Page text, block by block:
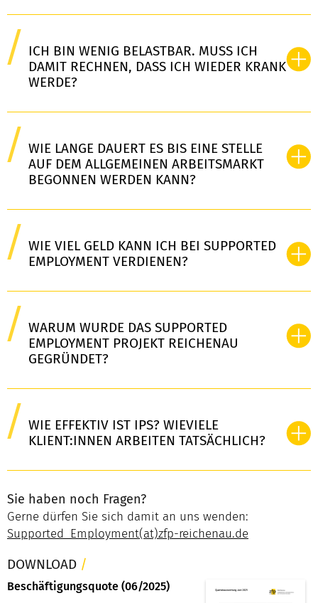
ICH BIN WENIG BELASTBAR. MUSS ICH
DAMIT RECHNEN, DASS ICH WIEDER KRANK
WERDE?
WIE LANGE DAUERT ES BIS EINE STELLE
AUF DEM ALLGEMEINEN ARBEITSMARKT
BEGONNEN WERDEN KANN?
WIE VIEL GELD KANN ICH BEI SUPPORTED
EMPLOYMENT VERDIENEN?
WARUM WURDE DAS SUPPORTED
EMPLOYMENT PROJEKT REICHENAU
GEGRÜNDET?
WIE EFFEKTIV IST IPS? WIEVIELE
KLIENT:INNEN ARBEITEN TATSÄCHLICH?
Sie haben noch Fragen?
Gerne dürfen Sie sich damit an uns wenden:
Supported_Employment(at)zfp-reichenau.de
DOWNLOAD /
Beschäftigungsquote (06/2025)